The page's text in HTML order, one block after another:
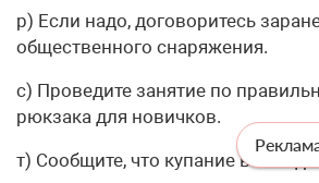
р) Если надо, договоритесь
общественного снаряжения.
с) Проведите занятие по
рюкзака для новичков.
т) Сообщите, что купание в